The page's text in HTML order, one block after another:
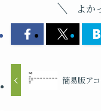
よか
簡易版ア